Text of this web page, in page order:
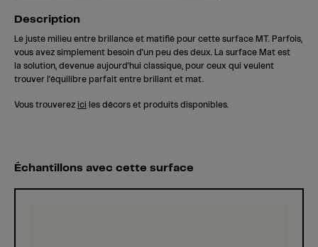
Description
Le juste milieu entre brillance et matifié pour cette surface MT. Parfois,
vous avez simplement besoin d'un peu des deux. La surface Mat est
la solution, devenue aujourd'hui classique, pour ceux qui veulent
trouver l'équilibre parfait entre brillant et mat.
Vous trouverez ici les décors et produits disponibles.
Échantillons avec cette surface